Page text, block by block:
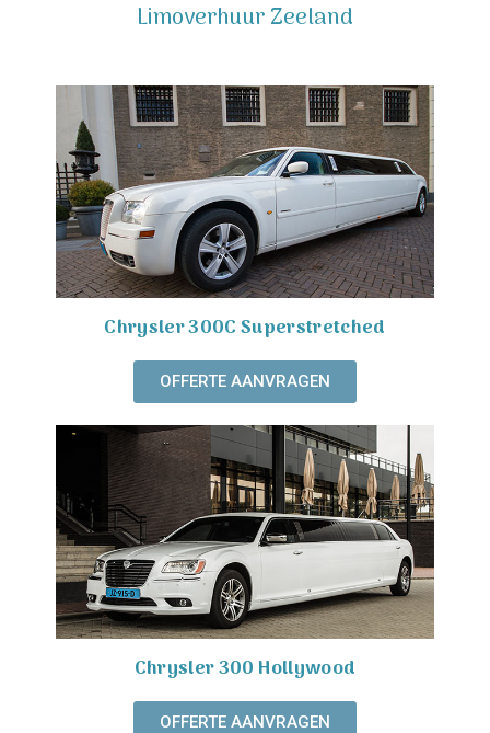
Limoverhuur Zeeland
Chrysler 300C Superstretched
OFFERTE AANVRAGEN
Chrysler 300 Hollywood
OFFERTE AANVRAGEN